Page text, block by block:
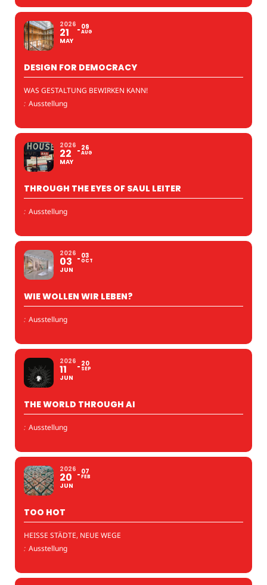
2026
21
MAY
09
AUG
DESIGN FOR DEMOCRACY
WAS GESTALTUNG BEWIRKEN KANN!
: Ausstellung
2026
22
MAY
26
AUG
THROUGH THE EYES OF SAUL LEITER
: Ausstellung
2026
03
JUN
03
OCT
WIE WOLLEN WIR LEBEN?
: Ausstellung
2026
11
JUN
20
SEP
THE WORLD THROUGH AI
: Ausstellung
2026
20
JUN
07
FEB
TOO HOT
HEISSE STÄDTE, NEUE WEGE
: Ausstellung